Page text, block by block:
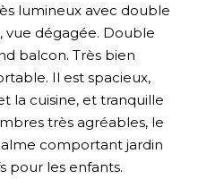
lumineux avec double
vue dégagée. Double
balcon. Très bien
Il est spacieux,
la cuisine, et tranquille
très agréables, le
comportant jardin
pour les enfants.